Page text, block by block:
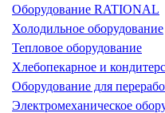
Оборудование RATIONAL
Холодильное оборудование
Тепловое оборудование
Хлебопекарное и
Оборудование для
Электромеханическое